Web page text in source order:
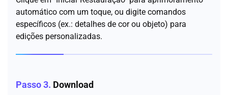
automático com um toque, ou digite comandos
específicos (ex.: detalhes de cor ou objeto) para
edições personalizadas.
Passo 3. Download